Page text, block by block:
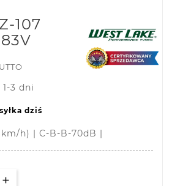
107
3 dni
dziś
h) | C-B-B-70dB |